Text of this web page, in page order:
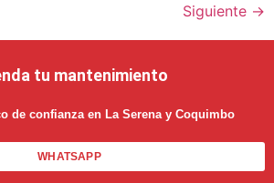
Siguiente →
tu mantenimiento
de confianza en La Serena y Coquimbo
WHATSAPP